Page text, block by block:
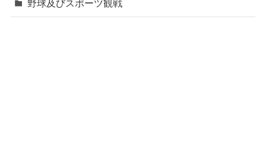
野球及びスポーツ観戦